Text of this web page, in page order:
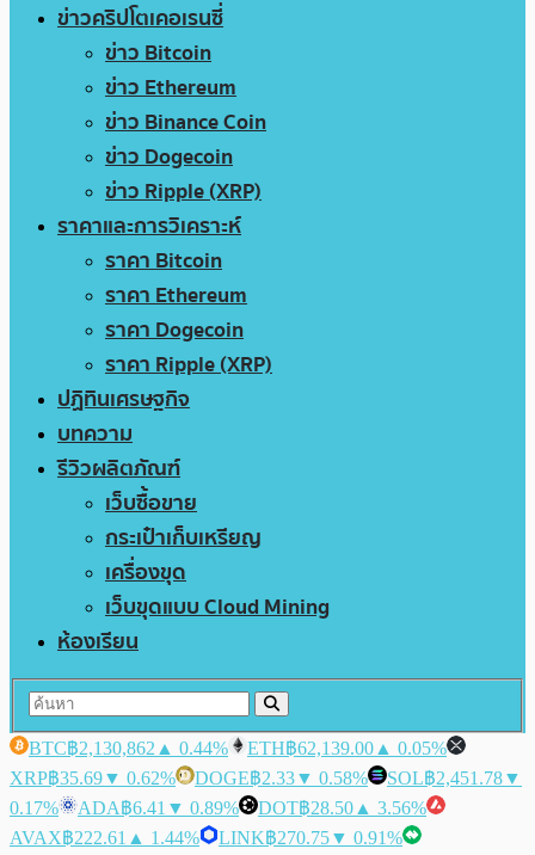
ข่าวคริปโตเคอเรนซี่
ข่าว Bitcoin
ข่าว Ethereum
ข่าว Binance Coin
ข่าว Dogecoin
ข่าว Ripple (XRP)
ราคาและการวิเคราะห์
ราคา Bitcoin
ราคา Ethereum
ราคา Dogecoin
ราคา Ripple (XRP)
ปฏิทินเศรษฐกิจ
บทความ
รีวิวผลิตภัณฑ์
เว็บซื้อขาย
กระเป๋าเก็บเหรียญ
เครื่องขุด
เว็บขุดแบบ Cloud Mining
ห้องเรียน
BTC฿2,130,862 ▲ 0.44% ETH฿62,139.00 ▲ 0.05%
XRP฿35.69▼ 0.62% DOGE฿2.33▼ 0.58% SOL฿2,451.78▼
0.17%
ADA฿6.41 ▼ 0.89% DOT฿28.50 ▲ 3.56%
AVAX฿222.61 ▲ 1.44% LINK฿270.75▼ 0.91%